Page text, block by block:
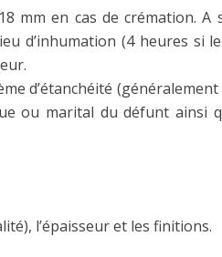
mm en cas de crémation. A
d’inhumation (4 heures si
d’étanchéité
ou marital du défunt ainsi
l’épaisseur et les finitions.